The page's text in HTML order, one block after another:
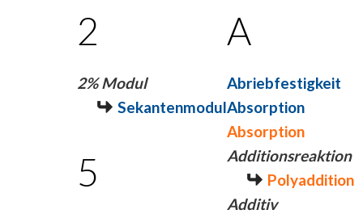
2
2% Modul
Sekantenmodul
5
A
Abriebfestigkeit
Absorption
Absorption
Additionsreaktion
Polyaddition
Additiv